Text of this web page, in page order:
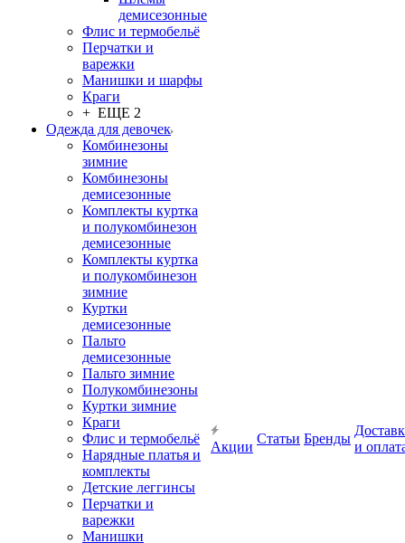
демисезонные
Флис и термобельё
Перчатки и
варежки
Манишки и шарфы
Краги
+ ЕЩЕ 2
Одежда для девочек
Комбинезоны
зимние
Комбинезоны
демисезонные
Комплекты куртка
и полукомбинезон
демисезонные
Комплекты куртка
и полукомбинезон
зимние
Куртки
демисезонные
Пальто
демисезонные
Пальто зимние
Полукомбинезоны
Куртки зимние
Краги
Флис и термобельё
Нарядные платья и
комплекты
Детские леггинсы
Перчатки и
варежки
Манишки
Акции
Статьи Бренды
и